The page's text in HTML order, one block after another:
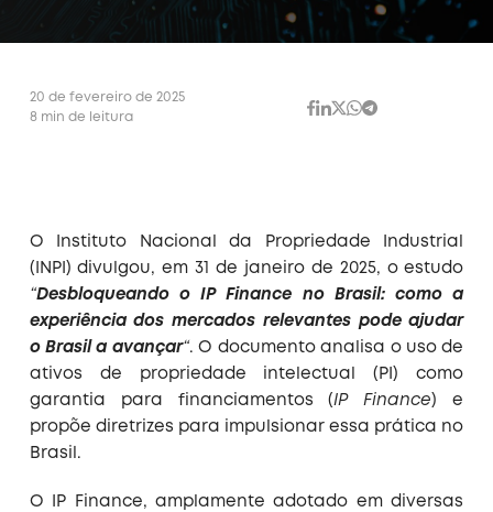
20 de fevereiro de 2025
8 min de leitura
O Instituto Nacional da Propriedade Industrial
(INPI) divulgou, em 31 de janeiro de 2025, o estudo
“Desbloqueando o IP Finance no Brasil: como a
experiência dos mercados relevantes pode ajudar
o Brasil a avançar“. O documento analisa o uso de
ativos de propriedade intelectual (PI) como
garantia para financiamentos (IP Finance) e
propõe diretrizes para impulsionar essa prática no
Brasil.
O IP Finance, amplamente adotado em diversas